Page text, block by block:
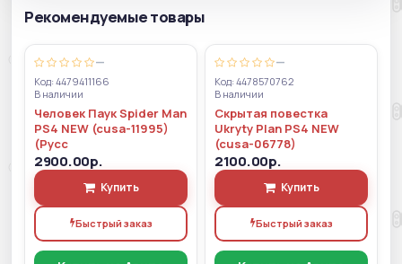
Рекомендуемые товары
—
Код: 4479411166
В наличии
Человек Паук Spider Man
PS4 NEW (cusa-11995)
(Русс
2900.00р.
Купить
Быстрый заказ
—
Код: 4478570762
В наличии
Скрытая повестка
Ukryty Plan PS4 NEW
(cusa-06778)
2100.00р.
Купить
Быстрый заказ